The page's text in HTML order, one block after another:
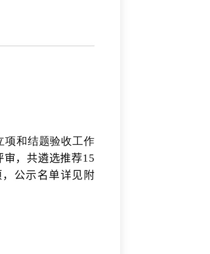
项和结题验收工作
，共遴选推荐15
，公示名单详见附